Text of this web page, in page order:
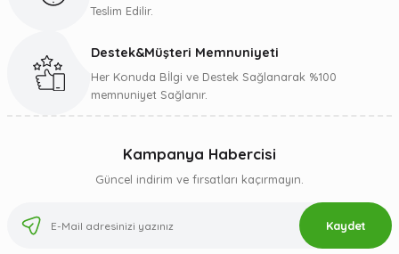
Gönder
Teslim Edilir.
Destek&Müşteri Memnuniyeti
Her Konuda Bİlgi ve Destek Sağlanarak %100
memnuniyet Sağlanır.
Kampanya Habercisi
Güncel indirim ve fırsatları kaçırmayın.
Kaydet